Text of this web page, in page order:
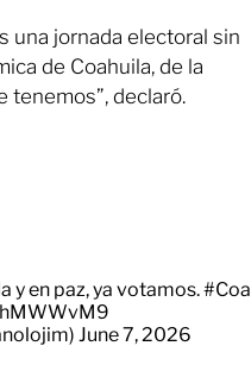
una jornada electoral sin
de Coahuila, de la
tenemos”, declaró.
y en paz, ya votamos.
June 7, 2026